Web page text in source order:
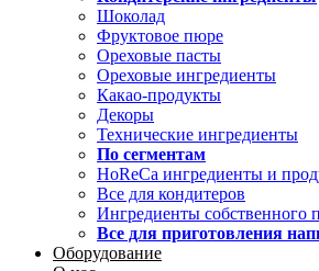
Шоколад
Фруктовое пюре
Ореховые пасты
Ореховые ингредиенты
Какао-продукты
Декоры
Технические ингредиенты
По сегментам
HoReCa ингредиенты и
Все для кондитеров
Ингредиенты собственного
Все для приготовления
Оборудование